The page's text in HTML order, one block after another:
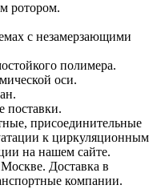
ротором.
с незамерзающими
полимера.
оси.
поставки.
присоединительные
к циркуляционным
на нашем сайте.
Доставка в
компании.